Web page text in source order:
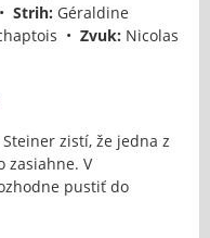
Strih: Géraldine
• Zvuk: Nicolas
zistí, že jedna z
zasiahne. V
pustiť do